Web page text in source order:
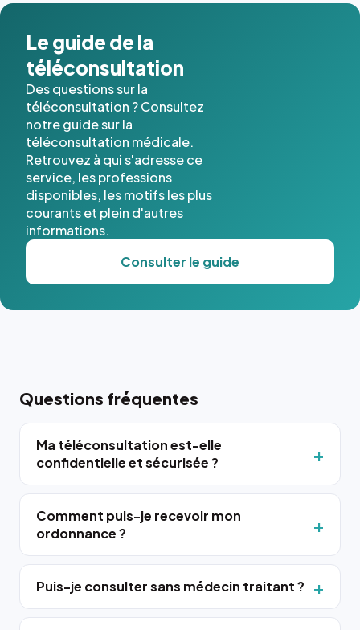
Le guide de la
téléconsultation
Des questions sur la
téléconsultation ? Consultez
notre guide sur la
téléconsultation médicale.
Retrouvez à qui s'adresse ce
service, les professions
disponibles, les motifs les plus
courants et plein d'autres
informations.
Consulter le guide
Questions fréquentes
Ma téléconsultation est-elle
confidentielle et sécurisée ?
Comment puis-je recevoir mon
ordonnance ?
Puis-je consulter sans médecin traitant ?